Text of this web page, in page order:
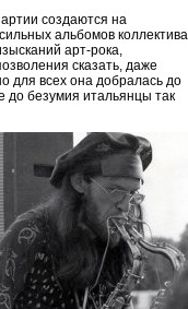
создаются на
альбомов коллектива
арт-рока,
сказать, даже
для всех она добралась до
до безумия итальянцы так